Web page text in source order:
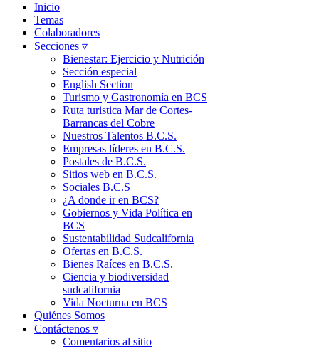
Inicio
Temas
Colaboradores
Secciones ▿
Bienestar: Ejercicio y Nutrición
Sección especial
English Section
Turismo y Gastronomía en BCS
Ruta turistica Mar de Cortes-
Barrancas del Cobre
Nuestros Talentos B.C.S.
Empresas líderes en B.C.S.
Postales de B.C.S.
Sitios web en B.C.S.
Sociales B.C.S
¿A donde ir en BCS?
Gobiernos y Vida Política en
BCS
Sustentabilidad Sudcalifornia
Ofertas en B.C.S.
Bienes Raíces en B.C.S.
Ciencia y biodiversidad
sudcalifornia
Vida Nocturna en BCS
Quiénes Somos
Contáctenos ▿
Comentarios al sitio